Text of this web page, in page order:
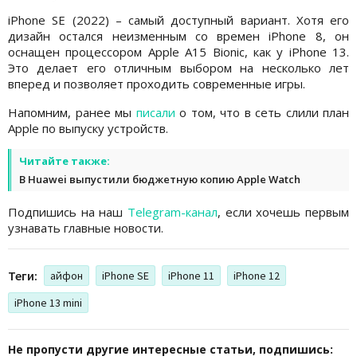
iPhone SE (2022) – самый доступный вариант. Хотя его
дизайн остался неизменным со времен iPhone 8, он
оснащен процессором Apple A15 Bionic, как у iPhone 13.
Это делает его отличным выбором на несколько лет
вперед и позволяет проходить современные игры.
Напомним, ранее мы писали о том, что в сеть слили план
Apple по выпуску устройств.
Читайте также:
В Huawei выпустили бюджетную копию Apple Watch
Подпишись на наш Telegram-канал, если хочешь первым
узнавать главные новости.
Теги: айфон iPhone SE iPhone 11
iPhone 12
iPhone 13 mini
Не пропусти другие интересные статьи, подпишись: